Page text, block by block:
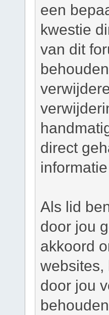
een
kwestie
van dit
direct
Als lid
door jou
akkoord
websites,
door jou